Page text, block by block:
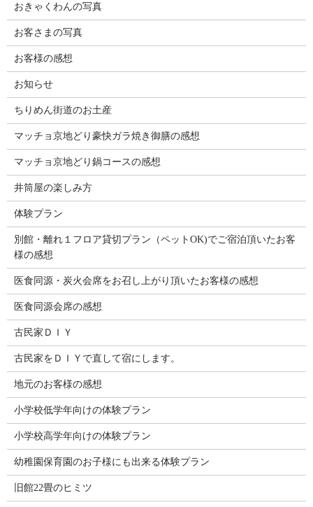
おきゃくわんの写真
お客さまの写真
お客様の感想
お知らせ
ちりめん街道のお土産
マッチョ京地どり豪快ガラ焼き御膳の感想
マッチョ京地どり鍋コースの感想
井筒屋の楽しみ方
体験プラン
別館・離れ１フロア貸切プラン（ペットOK)でご宿泊頂いたお客
様の感想
医食同源・炭火会席をお召し上がり頂いたお客様の感想
医食同源会席の感想
古民家ＤＩＹ
古民家をＤＩＹで直して宿にします。
地元のお客様の感想
小学校低学年向けの体験プラン
小学校高学年向けの体験プラン
幼稚園保育園のお子様にも出来る体験プラン
旧館22畳のヒミツ